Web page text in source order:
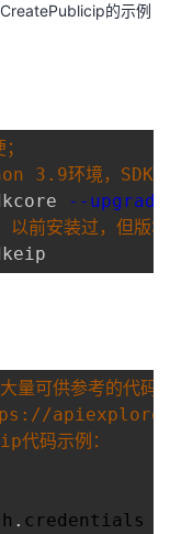
的示例
3.9环境，
--upgrade
安装过，但版本
可供参考的代码
码示例：
. credentials